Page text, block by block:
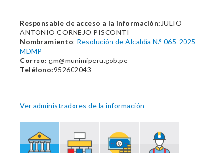
Responsable de acceso a la información: JULIO
ANTONIO CORNEJO PISCONTI
Nombramiento: Resolución de Alcaldía N.° 065-2025-
MDMP
Correo: gm@munimiperu.gob.pe
Teléfono:952602043
Ver administradores de la información